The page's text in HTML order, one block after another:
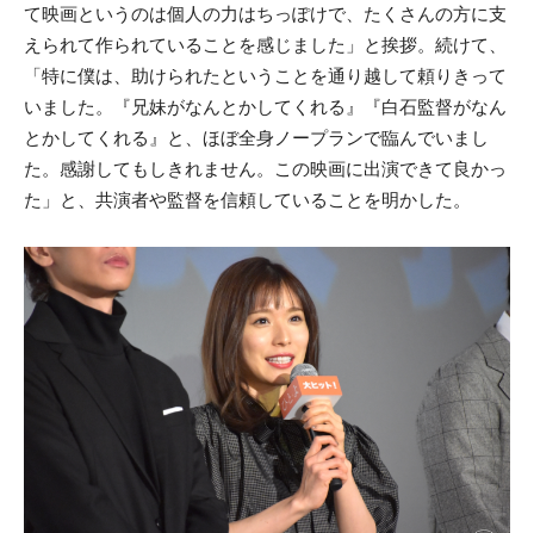
て映画というのは個人の力はちっぽけで、たくさんの方に支
えられて作られていることを感じました」と挨拶。続けて、
「特に僕は、助けられたということを通り越して頼りきって
いました。『兄妹がなんとかしてくれる』『白石監督がなん
とかしてくれる』と、ほぼ全身ノープランで臨んでいまし
た。感謝してもしきれません。この映画に出演できて良かっ
た」と、共演者や監督を信頼していることを明かした。